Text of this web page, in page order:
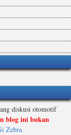
diskusi otomotif
blog ini bukan
Zebra